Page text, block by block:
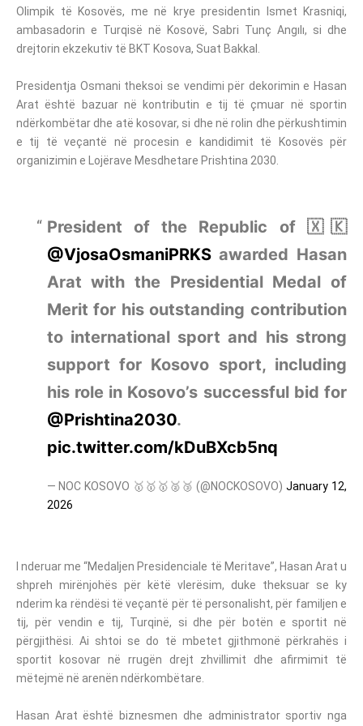
Olimpik të Kosovës, me në krye presidentin Ismet Krasniqi,
ambasadorin e Turqisë në Kosovë, Sabri Tunç Angılı, si dhe
drejtorin ekzekutiv të BKT Kosova, Suat Bakkal.
Presidentja Osmani theksoi se vendimi për dekorimin e Hasan
Arat është bazuar në kontributin e tij të çmuar në sportin
ndërkombëtar dhe atë kosovar, si dhe në rolin dhe përkushtimin
e tij të veçantë në procesin e kandidimit të Kosovës për
organizimin e Lojërave Mesdhetare Prishtina 2030.
President of the Republic of 🇽🇰
@VjosaOsmaniPRKSawarded Hasan
Arat with the Presidential Medal of
Merit for his outstanding contribution
to international sport and his strong
support for Kosovo sport, including
his role in Kosovo’s successful bid for
@Prishtina2030.
pic.twitter.com/kDuBXcb5nq
— NOC KOSOVO 🥇🥇🥇🥈🥉 (@NOCKOSOVO)January 12,
2026
I nderuar me “Medaljen Presidenciale të Meritave”, Hasan Arat u
shpreh mirënjohës për këtë vlerësim, duke theksuar se ky
nderim ka rëndësi të veçantë për të personalisht, për familjen e
tij, për vendin e tij, Turqinë, si dhe për botën e sportit në
përgjithësi. Ai shtoi se do të mbetet gjithmonë përkrahës i
sportit kosovar në rrugën drejt zhvillimit dhe afirmimit të
mëtejmë në arenën ndërkombëtare.
Hasan Arat është biznesmen dhe administrator sportiv nga